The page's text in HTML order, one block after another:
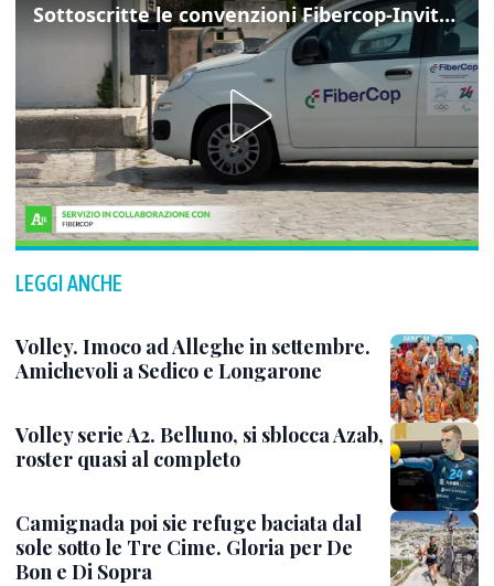
Sottoscritte le convenzioni Fibercop-Invitalia, fibra ottica per 477 mila civici
LEGGI ANCHE
Volley. Imoco ad Alleghe in settembre.
Amichevoli a Sedico e Longarone
Volley serie A2. Belluno, si sblocca Azab,
roster quasi al completo
Camignada poi sie refuge baciata dal
sole sotto le Tre Cime. Gloria per De
Bon e Di Sopra